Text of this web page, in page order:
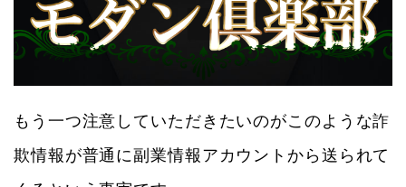
もう一つ注意していただきたいのがこのような詐
欺情報が普通に副業情報アカウントから送られて